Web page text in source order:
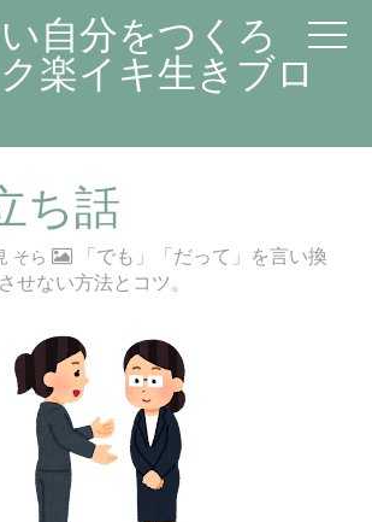
自分をつくろ
楽イキ生きブロ
ち話
そら
「でも」「だって」を言い換
せない方法とコツ。